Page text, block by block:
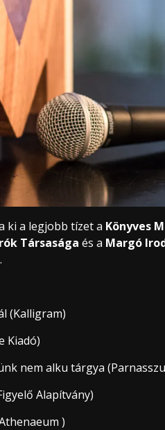
ki a legjobb tízet a Könyves
Társasága és a Margó
(Kalligram)
Kiadó)
nem alku tárgya
Alapítvány)
)